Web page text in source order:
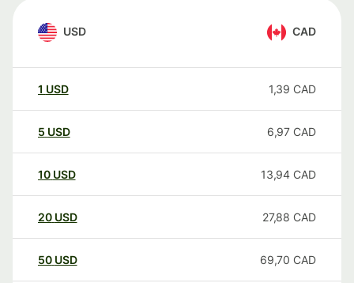
USD CAD
1 USD 1,39 CAD
5 USD 6,97 CAD
10 USD 13,94 CAD
20 USD 27,88 CAD
50 USD 69,70 CAD